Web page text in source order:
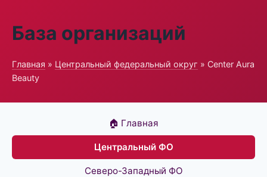
База организаций
Главная » Центральный федеральный округ » Center Aura
Beauty
🏠 Главная
Центральный ФО
Северо-Западный ФО